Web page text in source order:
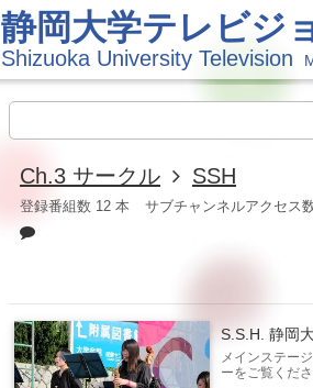
静岡大学テレビジ
Shizuoka University Television
Ch.3 サークル SSH
登録番組数 12 本 サブチャンネルアクセス
S.S.H. 静岡
メインステー
ーをご覧くだ